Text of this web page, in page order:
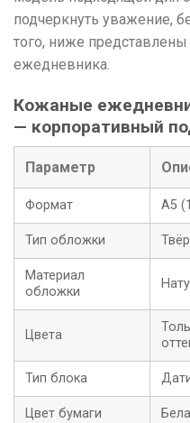
подчеркнуть уважение,
того, ниже
ежедневника.
Кожаные
— корпоративный
Параметр
Формат А5
Тип обложки
Материал
обложки
Цвета
Тип блока
Цвет бумаги